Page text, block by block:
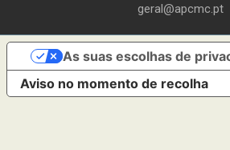
geral@apcmc.pt
Aviso no momento de recolha
As suas escolhas de